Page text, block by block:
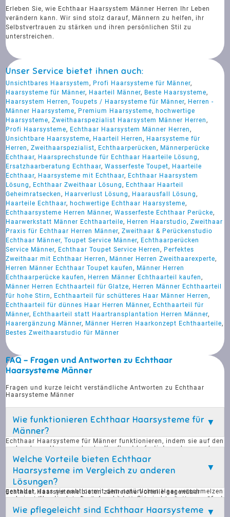
Erleben Sie, wie Echthaar Haarsystem Männer Herren Ihr Leben
verändern kann. Wir sind stolz darauf, Männern zu helfen, ihr
Selbstvertrauen zu stärken und ihren persönlichen Stil zu
unterstreichen.
Unser Service bietet ihnen auch:
Unsichtbares Haarsystem, Profi Haarsysteme für Männer,
Haarsysteme für Männer, Haarteil Männer, Beste Haarsysteme,
Haarsystem Herren,Toupets / Haarsysteme für Männer, Herren -
Männer Haarsysteme, Premium Haarsysteme,hochwertige
Haarsysteme,Zweithaarspezialist Haarsystem Männer Herren,
Profi Haarsysteme, Echthaar Haarsystem Männer Herren,
Unsichtbare Haarsysteme, Haarteil Herren, Haarsysteme für
Herren,Zweithaarspezialist, Echthaarperücken, Männerperücke
Echthaar, Haarsprechstunde für Echthaar Haarteile Lösung,
Ersatzhaarberatung Echthaar,Wasserfeste Toupet, Haarteile
Echthaar, Haarsysteme mit Echthaar, Echthaar Haarsystem
Lösung, Echthaar Zweithaar Lösung, Echthaar Haarteil
Geheimratsecken, Haarverlust Lösung, Haarausfall Lösung,
Haarteile Echthaar,hochwertige Echthaar Haarsysteme,
Echthaarsysteme Herren Männer,Wasserfeste Echthaar Perücke,
Haarwerkstatt Männer Echthaarteile, Herren Haarstudio,Zweithaar
Praxis für Echthaar Herren Männer,Zweithaar & Perückenstudio
Echthaar Männer, Toupet Service Männer, Echthaarperücken
Service Männer, Echthaar Toupet Service Herren, Perfektes
Zweithaar mit Echthaar Herren, Männer Herren Zweithaarexperte,
Herren Männer Echthaar Toupet kaufen, Männer Herren
Echthaarperücke kaufen, Herren Männer Echthaarteil kaufen,
Männer Herren Echthaarteil für Glatze, Herren Männer Echthaarteil
für hohe Stirn, Echthaarteil für schütteres Haar Männer Herren,
Echthaarteil für dünnes Haar Herren Männer, Echthaarteil für
Männer, Echthaarteil statt Haartransplantation Herren Männer,
Haarergänzung Männer, Männer Herren Haarkonzept Echthaarteile,
Bestes Zweithaarstudio für Männer
FAQ - Fragen und Antworten zu Echthaar
Haarsysteme Männer
Fragen und kurze leicht verständliche Antworten zu Echthaar
Haarsysteme Männer
Wie funktionieren Echthaar Haarsysteme für
Männer?
Echthaar Haarsysteme für Männer funktionieren, indem sie auf den
vorhandenen Haaren oder der Kopfhaut befestigt werden, um das
Aussehen von vollem, natürlichem Haar zu erzeugen. Diese
Systeme bestehen aus echtem Haar, das individuell an die
Bedürfnisse und den Stil des Trägers angepasst wird. Sie bieten
eine sofortige Lösung für Haarausfall, ohne dass eine
Haartransplantation erforderlich ist. Die Haarsysteme sind so
gestaltet, dass sie nahtlos mit dem natürlichen Haar verschmelzen
und ein authentisches Aussehen bieten. Sie sind zudem wasserfest
und pflegeleicht, was sie zu einer praktischen Wahl für den Alltag
macht. Durch die Verwendung von Echthaar wirken sie besonders
Welche Vorteile bieten Echthaar
Haarsysteme im Vergleich zu anderen
Lösungen?
Echthaar Haarsysteme bieten zahlreiche Vorteile gegenüber
anderen Lösungen wie Perücken oder Haartransplantationen. Sie
bieten ein natürliches Aussehen, da sie aus echtem Haar bestehen
und individuell angepasst werden. Im Gegensatz zu
Wie pflegeleicht sind Echthaar Haarsysteme